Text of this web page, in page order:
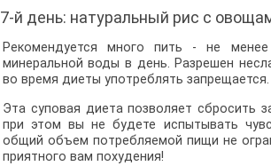
7-й день: натуральный рис с
Рекомендуется много пить - не
минеральной воды в день. Разрешен
во время диеты употреблять запрещается.
Эта суповая диета позволяет сбросить
при этом вы не будете испытывать
общий объем потребляемой пищи не
приятного вам похудения!